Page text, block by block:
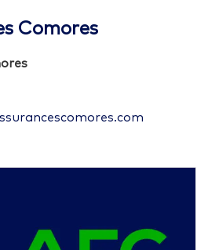
Comores